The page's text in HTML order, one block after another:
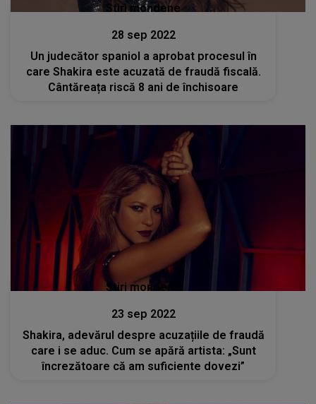
Stiri mondene
28 sep 2022
Un judecător spaniol a aprobat procesul în
care Shakira este acuzată de fraudă fiscală.
Cântăreața riscă 8 ani de închisoare
Stiri mondene
23 sep 2022
Shakira, adevărul despre acuzațiile de fraudă
care i se aduc. Cum se apără artista: „Sunt
încrezătoare că am suficiente dovezi”